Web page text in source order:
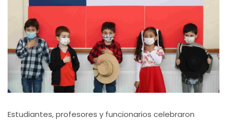
Estudiantes, profesores y funcionarios celebraron